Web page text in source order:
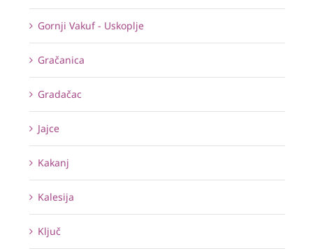
Gornji Vakuf - Uskoplje
Gračanica
Gradačac
Jajce
Kakanj
Kalesija
Ključ